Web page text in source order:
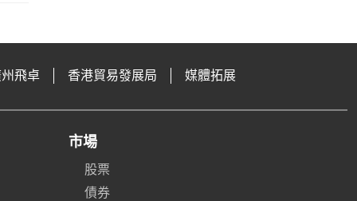
飛卓 香港貿易發展局 媒體拓展
市場
股票
債券